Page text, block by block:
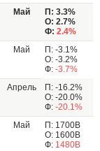
Май
П: 3.3%
О: 2.7%
Ф: 2.4%
Май
П: -3.1%
О: -3.2%
Ф: -3.7%
Апрель
П: -16.2%
О: -20.0%
Ф: -20.1%
Май
П: 1700B
О: 1600B
Ф: 1480B